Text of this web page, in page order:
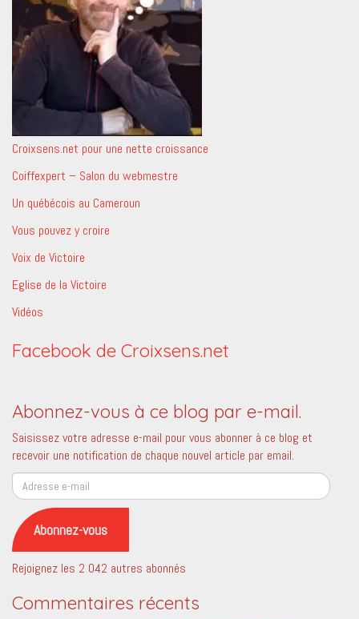
Croixsens.net pour une nette croissance
Coiffexpert – Salon du webmestre
Un québécois au Cameroun
Vous pouvez y croire
Voix de Victoire
Eglise de la Victoire
Vidéos
Facebook de Croixsens.net
Abonnez-vous à ce blog par e-mail.
Saisissez votre adresse e-mail pour vous abonner à ce blog et
recevoir une notification de chaque nouvel article par email.
Adresse
e-
mail
Abonnez-vous
Rejoignez les 2 042 autres abonnés
Commentaires récents